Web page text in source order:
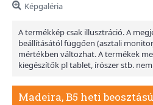
Képgaléria
A termékkép csak illusztráció. A
beállításától függően (asztali
mértékben változhat. A termékek
kiegészítők pl tablet, írószer stb.